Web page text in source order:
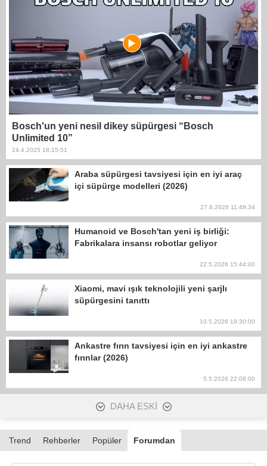
Bosch'un yeni nesil dikey süpürgesi “Bosch
Unlimited 10”
24.4.2025 18:15:51
Araba süpürgesi tavsiyesi için en iyi araç
içi süpürge modelleri (2026)
27.6.2026 11:49:34
Humanoid ve Bosch'tan yeni iş birliği:
Fabrikalara insansı robotlar geliyor
22.5.2026 15:44:00
Xiaomi, mavi ışık teknolojili yeni şarjlı
süpürgesini tanıttı
10.5.2026 19:30:00
Ankastre fırın tavsiyesi için en iyi ankastre
fırınlar (2026)
5.5.2026 22:08:00
DAHA ESKİ
Trend Rehberler Popüler Forumdan